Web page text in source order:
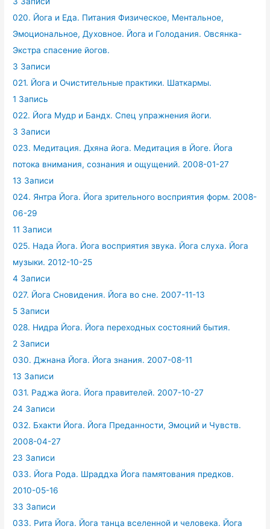
020. Йога и Еда. Питания Физическое, Ментальное,
Эмоциональное, Духовное. Йога и Голодания. Овсянка-
Экстра спасение йогов.
3 Записи
021. Йога и Очистительные практики. Шаткармы.
1 Запись
022. Йога Мудр и Бандх. Спец упражнения йоги.
3 Записи
023. Медитация. Дхяна йога. Медитация в Йоге. Йога
потока внимания, сознания и ощущений. 2008-01-27
13 Записи
024. Янтра Йога. Йога зрительного восприятия форм. 2008-
06-29
11 Записи
025. Нада Йога. Йога восприятия звука. Йога слуха. Йога
музыки. 2012-10-25
4 Записи
027. Йога Сновидения. Йога во сне. 2007-11-13
5 Записи
028. Нидра Йога. Йога переходных состояний бытия.
2 Записи
030. Джнана Йога. Йога знания. 2007-08-11
13 Записи
031. Раджа йога. Йога правителей. 2007-10-27
24 Записи
032. Бхакти Йога. Йога Преданности, Эмоций и Чувств.
2008-04-27
23 Записи
033. Йога Рода. Шраддха Йога памятования предков.
2010-05-16
33 Записи
033. Рита Йога. Йога танца вселенной и человека. Йога